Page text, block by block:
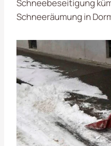
Schneebeseitigung
Schneeräumung in